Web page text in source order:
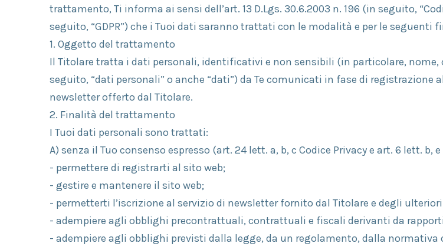
trattamento, Ti informa ai sensi dell’art. 13 D.Lgs. 30.6.2003 n. 196 (in seguito,
seguito, “GDPR”) che i Tuoi dati saranno trattati con le modalità e per le seguenti
1. Oggetto del trattamento
Il Titolare tratta i dati personali, identificativi e non sensibili (in particolare,
seguito, “dati personali” o anche “dati”) da Te comunicati in fase di registrazione
newsletter offerto dal Titolare.
2. Finalità del trattamento
I Tuoi dati personali sono trattati:
A) senza il Tuo consenso espresso (art. 24 lett. a, b, c Codice Privacy e art. 6 lett. b,
- permettere di registrarti al sito web;
- gestire e mantenere il sito web;
- permetterti l’iscrizione al servizio di newsletter fornito dal Titolare e degli
- adempiere agli obblighi precontrattuali, contrattuali e fiscali derivanti da rapporti
- adempiere agli obblighi previsti dalla legge, da un regolamento, dalla normativa